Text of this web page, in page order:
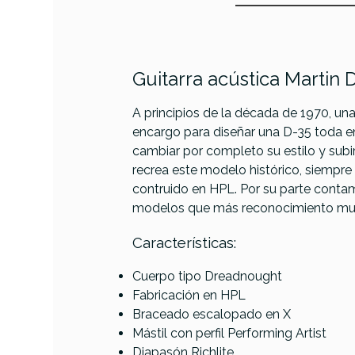
Guitarra acústica Martin
A principios de la década de 1970,
encargo para diseñar una D-35 toda
cambiar por completo su estilo y
recrea este modelo histórico,
contruido en HPL. Por su parte
modelos que más reconocimiento
Características:
Cuerpo tipo Dreadnought
Fabricación en HPL
Braceado escalopado en X
Mástil con perfil Performing Artist
ReferenciaGUITACUMAR081
PRODUCTO